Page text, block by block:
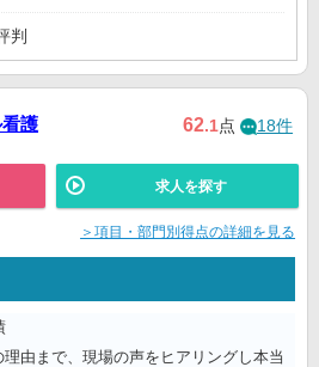
判
護 62.1点 18件
求人を探す
＞項目・部門別得点の詳細を見る
由まで、現場の声をヒアリングし本当